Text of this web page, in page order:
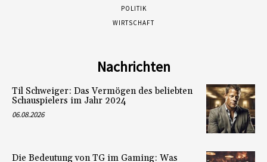
POLITIK
WIRTSCHAFT
Nachrichten
Til Schweiger: Das Vermögen des beliebten
Schauspielers im Jahr 2024
06.08.2026
Die Bedeutung von TG im Gaming: Was